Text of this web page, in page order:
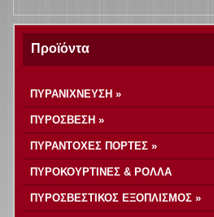
Προϊόντα
ΠΥΡΑΝΙΧΝΕΥΣΗ »
ΠΥΡΟΣΒΕΣΗ »
ΠΥΡΑΝΤΟΧΕΣ ΠΟΡΤΕΣ »
ΠΥΡΟΚΟΥΡΤΙΝΕΣ & ΡΟΛΛΑ
ΠΥΡΟΣΒΕΣΤΙΚΟΣ ΕΞΟΠΛΙΣΜΟΣ »